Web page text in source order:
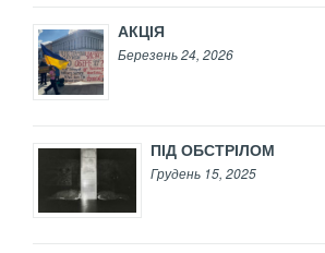
АКЦІЯ
Березень 24, 2026
ПІД ОБСТРІЛОМ
Грудень 15, 2025